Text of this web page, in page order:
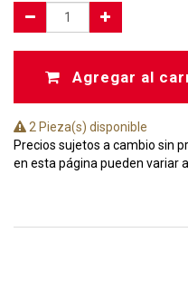
Agregar al
2 Pieza(s) disponible
Precios sujetos a cambio sin
en esta página pueden variar